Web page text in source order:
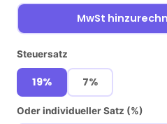
MwSt
Steuersatz
19% 7%
Oder individueller Satz (%)